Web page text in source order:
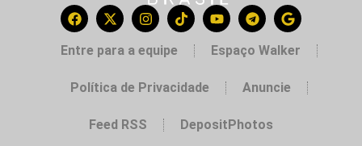
Entre para a equipe Espaço Walker
Política de Privacidade Anuncie
Feed RSS DepositPhotos